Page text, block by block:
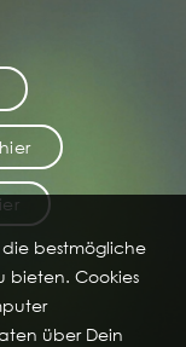
die bestmögliche
bieten. Cookies
über Dein